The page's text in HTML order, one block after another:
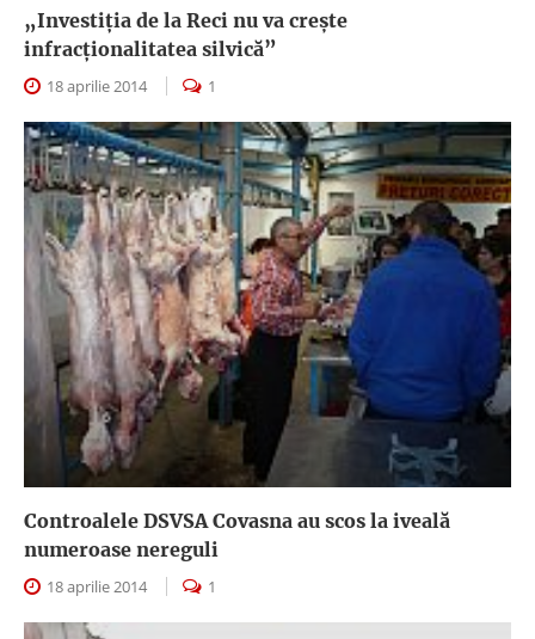
„Investiţia de la Reci nu va creşte
infracţionalitatea silvică”
18 aprilie 2014 1
Controalele DSVSA Covasna au scos la iveală
numeroase nereguli
18 aprilie 2014 1